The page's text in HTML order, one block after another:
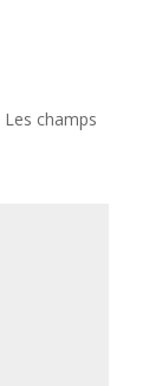
Les champs